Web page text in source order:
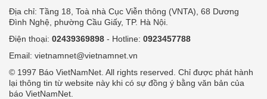
Địa chỉ: Tầng 18, Toà nhà Cục Viễn thông (VNTA), 68 Dương
Đình Nghệ, phường Cầu Giấy, TP. Hà Nội.
Điện thoại: 02439369898 - Hotline: 0923457788
Email: vietnamnet@vietnamnet.vn
© 1997 Báo VietNamNet. All rights reserved. Chỉ được phát hành
lại thông tin từ website này khi có sự đồng ý bằng văn bản của
báo VietNamNet.